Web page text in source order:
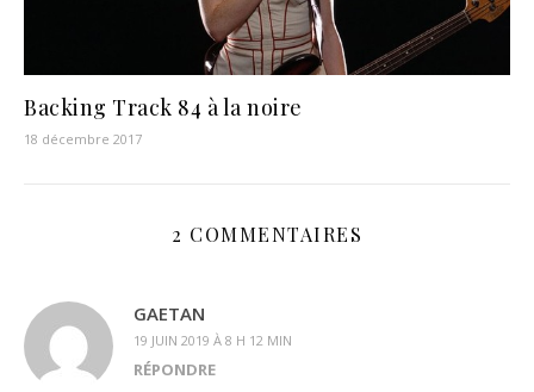
Backing Track 84 à la noire
18 décembre 2017
2 COMMENTAIRES
GAETAN
19 JUIN 2019 À 8 H 12 MIN
RÉPONDRE